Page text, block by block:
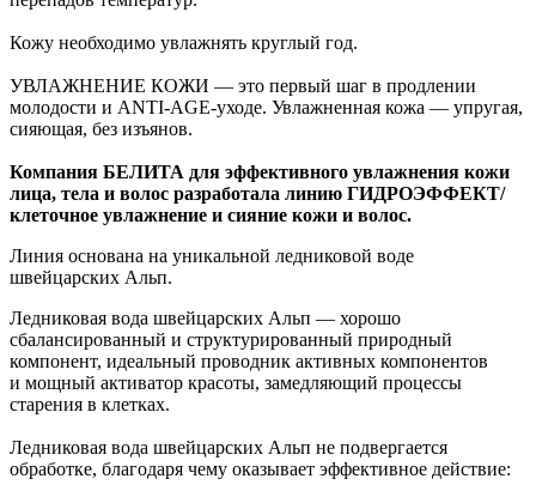
Кожу необходимо увлажнять круглый год.
УВЛАЖНЕНИЕ КОЖИ — это первый шаг в продлении
молодости и ANTI-AGE-уходе. Увлажненная кожа — упругая,
сияющая, без изъянов.
Компания БЕЛИТА для эффективного увлажнения кожи
лица, тела и волос разработала линию ГИДРОЭФФЕКТ/
клеточное увлажнение и сияние кожи и волос.
Линия основана на уникальной ледниковой воде
швейцарских Альп.
Ледниковая вода швейцарских Альп — хорошо
сбалансированный и структурированный природный
компонент, идеальный проводник активных компонентов
и мощный активатор красоты, замедляющий процессы
старения в клетках.
Ледниковая вода швейцарских Альп не подвергается
обработке, благодаря чему оказывает эффективное действие: